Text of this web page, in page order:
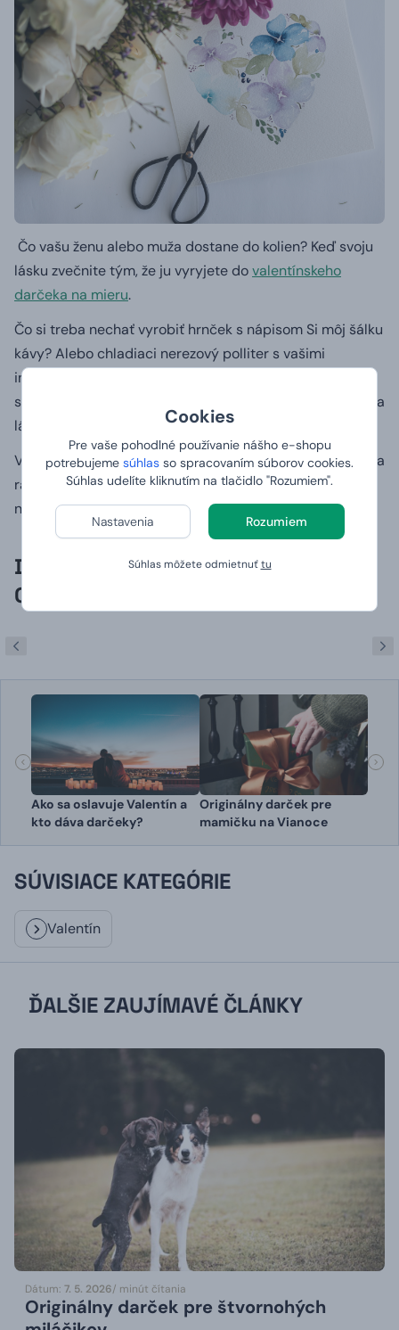
Cookies
Pre vaše pohodlné používanie nášho e-shopu
potrebujeme súhlas so spracovaním súborov cookies.
Súhlas udelíte kliknutím na tlačidlo "Rozumiem".
Nastavenia Rozumiem
Súhlas môžete odmietnuťtu
Čo vašu ženu alebo muža dostane do kolien? Keď svoju
lásku zvečnite tým, že ju vyryjete dovalentínskeho
darčeka na mieru.
Čo si treba nechať vyrobiť hrnček s nápisom Si môj šálku
kávy?Alebo chladiaci nerezový polliter s vašimi
iniciálami a dátumom, kedy ste sa spoznali?
skúste nádhernú karafu z brúseného skla s nápisom Moja
láska k tebe je bezodná.
Vašej fantázii sa medze nekladú.Sme pre každú srandu a
radi vyrobímepersonalizovaný darčeks akýmkoľvek
nápisom budete chcieť.
DARČEKY SO ZAMILOVANÝMI
ODKAZMI NA MIERU
Ako sa oslavuje Valentín a
kto dáva darčeky?
Originálny darček pre
mamičku na Vianoce
SÚVISIACE KATEGÓRIE
Valentín
ĎALŠIE ZAUJÍMAVÉ ČLÁNKY
Dátum: 7. 5. 2026/ minút čítania
Originálny darček pre štvornohých